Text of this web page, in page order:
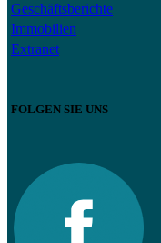
Geschäftsberichte
Immobilien
Extranet
FOLGEN SIE UNS